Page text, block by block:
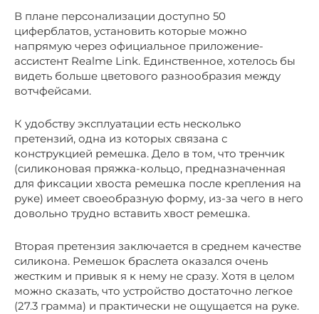
В плане персонализации доступно 50
циферблатов, установить которые можно
напрямую через официальное приложение-
ассистент Realme Link. Единственное, хотелось бы
видеть больше цветового разнообразия между
вотчфейсами.
К удобству эксплуатации есть несколько
претензий, одна из которых связана с
конструкцией ремешка. Дело в том, что тренчик
(силиконовая пряжка-кольцо, предназначенная
для фиксации хвоста ремешка после крепления на
руке) имеет своеобразную форму, из-за чего в него
довольно трудно вставить хвост ремешка.
Вторая претензия заключается в среднем качестве
силикона. Ремешок браслета оказался очень
жестким и привык я к нему не сразу. Хотя в целом
можно сказать, что устройство достаточно легкое
(27.3 грамма) и практически не ощущается на руке.